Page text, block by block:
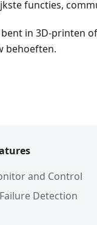
functies,
in 3D-printen
behoeften.
and Control
Detection